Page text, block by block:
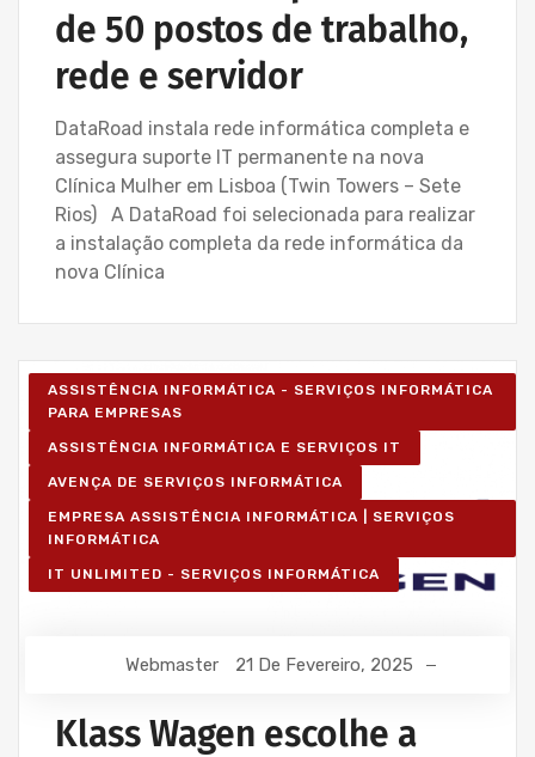
de 50 postos de trabalho,
rede e servidor
DataRoad instala rede informática completa e
assegura suporte IT permanente na nova
Clínica Mulher em Lisboa (Twin Towers – Sete
Rios) A DataRoad foi selecionada para realizar
a instalação completa da rede informática da
nova Clínica
ASSISTÊNCIA INFORMÁTICA - SERVIÇOS INFORMÁTICA
PARA EMPRESAS
ASSISTÊNCIA INFORMÁTICA E SERVIÇOS IT
AVENÇA DE SERVIÇOS INFORMÁTICA
EMPRESA ASSISTÊNCIA INFORMÁTICA | SERVIÇOS
INFORMÁTICA
IT UNLIMITED - SERVIÇOS INFORMÁTICA
Webmaster 21 De Fevereiro, 2025
Klass Wagen escolhe a